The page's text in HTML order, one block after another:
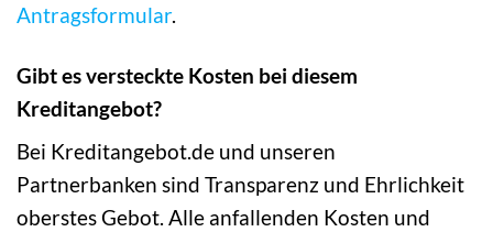
Antragsformular.
Gibt es versteckte Kosten bei diesem
Kreditangebot?
Bei Kreditangebot.de und unseren
Partnerbanken sind Transparenz und Ehrlichkeit
oberstes Gebot. Alle anfallenden Kosten und